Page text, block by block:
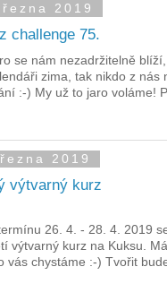
2019
challenge 75.
se nám nezadržitelně
zima, tak nikdo z nás
:-) My už to jaro voláme!
2019
výtvarný kurz
26. 4. - 28. 4. 2019
výtvarný kurz na Kuksu.
vás chystáme :-) Tvořit